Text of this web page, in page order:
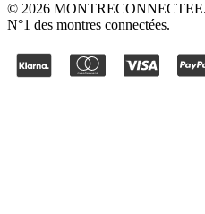
© 2026
N°1 des montres connectées.